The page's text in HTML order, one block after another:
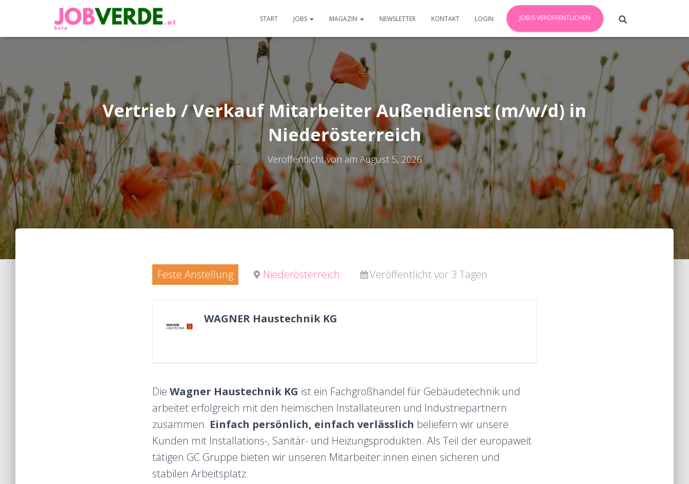
START JOBS MAGAZIN NEWSLETTER KONTAKT LOGIN JOB/S VERÖFFENTLICHEN
Vertrieb / Verkauf Mitarbeiter Außendienst (m/w/d) in
Niederösterreich
Veröffentlicht von am August 5, 2026
Feste Anstellung Niederösterreich Veröffentlicht vor 3 Tagen
WAGNER Haustechnik KG
Die Wagner Haustechnik KG ist ein Fachgroßhandel für Gebäudetechnik und
arbeitet erfolgreich mit den heimischen Installateuren und Industriepartnern
zusammen. Einfach persönlich, einfach verlässlich beliefern wir unsere
Kunden mit Installations-, Sanitär- und Heizungsprodukten. Als Teil der europaweit
tätigen GC Gruppe bieten wir unseren Mitarbeiter:innen einen sicheren und
stabilen Arbeitsplatz.